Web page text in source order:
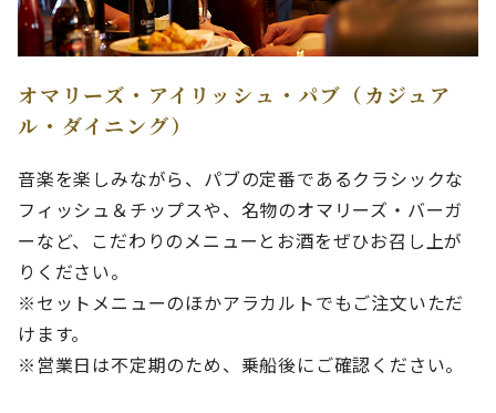
オマリーズ・アイリッシュ・パブ（カジュア
ル・ダイニング）
音楽を楽しみながら、パブの定番であるクラシックな
フィッシュ＆チップスや、名物のオマリーズ・バーガ
ーなど、こだわりのメニューとお酒をぜひお召し上が
りください。
※セットメニューのほかアラカルトでもご注文いただ
けます。
※営業日は不定期のため、乗船後にご確認ください。